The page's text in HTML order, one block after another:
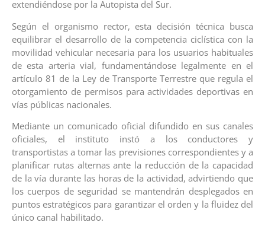
extendiéndose por la Autopista del Sur.
Según el organismo rector, esta decisión técnica busca
equilibrar el desarrollo de la competencia ciclística con la
movilidad vehicular necesaria para los usuarios habituales
de esta arteria vial, fundamentándose legalmente en el
artículo 81 de la Ley de Transporte Terrestre que regula el
otorgamiento de permisos para actividades deportivas en
vías públicas nacionales.
Mediante un comunicado oficial difundido en sus canales
oficiales, el instituto instó a los conductores y
transportistas a tomar las previsiones correspondientes y a
planificar rutas alternas ante la reducción de la capacidad
de la vía durante las horas de la actividad, advirtiendo que
los cuerpos de seguridad se mantendrán desplegados en
puntos estratégicos para garantizar el orden y la fluidez del
único canal habilitado.